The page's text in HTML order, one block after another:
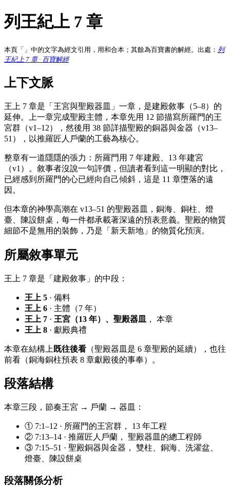
列王紀上 7 章
本頁「」中的文字為經文引用，用和合本；其餘為百寶書的解經。出處： 列
王紀上 7 章 · 百寶解經
上下文脈
王上 7 章是「王宮與聖殿器皿」一章，是建殿敘事（5–8）的
延伸。上一章完成聖殿主體，本章先用 12 節描寫所羅門的王
宮群（v1–12），然後用 38 節詳描聖殿的銅器與金器（v13–
51），以推羅匠人戶蘭的工藝為核心。
整章有一道隱隱的張力：所羅門用 7 年建殿、13 年建宮
（v1）。敘事者沒說一句評價，但讀者看到這一明顯的對比，
已經感到所羅門的心已經向自己傾斜，這是 11 章墮落的遠
因。
但本章的神學高潮在 v13–51 的聖殿器皿，銅海、銅柱、燈
臺、陳設餅桌，每一件都承載著深遠的預表意義。聖殿的物質
細節不是無用的裝飾，乃是「新天新地」的物質化預演。
所屬敘事單元
王上 7 章是「建殿敘事」的中段：
王上 5 · 備料
王上 6 · 主體（7 年）
王上 7 · 王宮（13 年）、聖殿器皿
， 本章
王上 8 · 獻殿典禮
本章在結構上 既往後看 （聖殿器皿是 6 章聖殿的延續），也往
前看（銅海銅柱預表 8 章獻殿後的事奉）。
段落結構
本章三段，節奏王宮 → 戶蘭 → 器皿：
① 7:1–12 · 所羅門的王宮群， 13 年工程
② 7:13–14 · 推羅匠人戶蘭， 聖殿器皿的總工程師
③ 7:15–51 · 聖殿銅器與金器， 雙柱、銅海、洗濯盆、
燈臺、陳設餅桌
段落關係分析